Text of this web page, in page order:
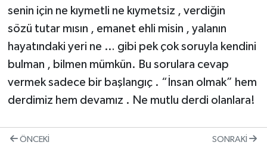
senin için ne kıymetli ne kıymetsiz , verdiğin
sözü tutar mısın , emanet ehli misin , yalanın
hayatındaki yeri ne … gibi pek çok soruyla kendini
bulman , bilmen mümkün. Bu sorulara cevap
vermek sadece bir başlangıç . “İnsan olmak” hem
derdimiz hem devamız . Ne mutlu derdi olanlara!
ÖNCEKI SONRAKI